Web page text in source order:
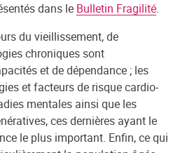
dans le Bulletin Fragilité.
du vieillissement, de
chroniques sont
et de dépendance ; les
et facteurs de risque cardio-
mentales ainsi que les
ces dernières ayant le
le plus important. Enfin, ce qui